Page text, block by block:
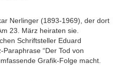
Nerlinger (1893-1969), der dort
23. März heiraten sie.
Schriftsteller Eduard
“Der Tod von
Grafik-Folge macht.